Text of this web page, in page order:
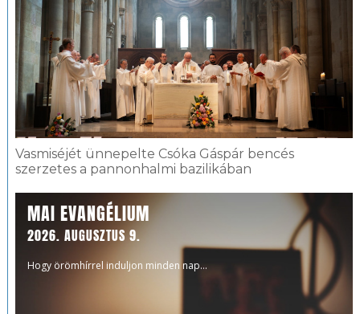
Vasmiséjét ünnepelte Csóka Gáspár bencés
szerzetes a pannonhalmi bazilikában
MAI EVANGÉLIUM
2026. AUGUSZTUS 9.
Hogy örömhírrel induljon minden nap...